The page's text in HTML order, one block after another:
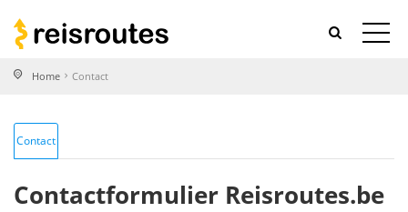
Home Contact
Contact
Contactformulier Reisroutes.be